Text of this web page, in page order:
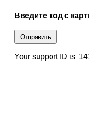
Введите код с
Отправить
Your support ID is: